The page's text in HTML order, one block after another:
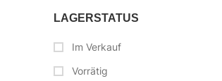
LAGERSTATUS
Im Verkauf
Vorrätig